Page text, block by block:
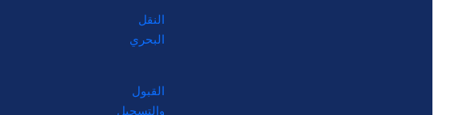
النقل
البحري
القبول
والتسجيل